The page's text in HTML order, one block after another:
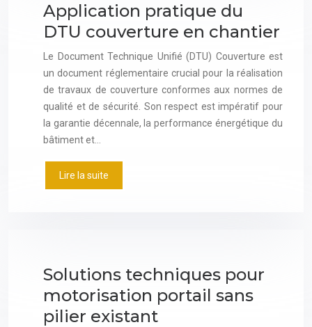
Application pratique du
DTU couverture en chantier
Le Document Technique Unifié (DTU) Couverture est
un document réglementaire crucial pour la réalisation
de travaux de couverture conformes aux normes de
qualité et de sécurité. Son respect est impératif pour
la garantie décennale, la performance énergétique du
bâtiment et…
Lire la suite
Solutions techniques pour
motorisation portail sans
pilier existant